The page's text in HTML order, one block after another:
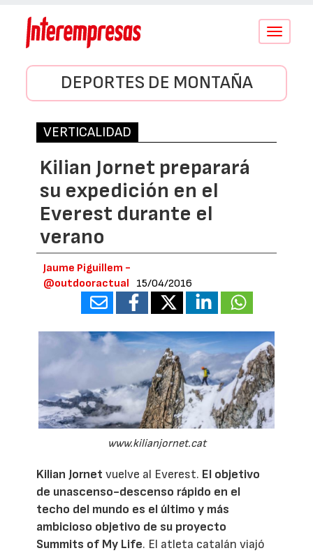
Conmutar
DEPORTES DE MONTAÑA
VERTICALIDAD
Kilian Jornet preparará
su expedición en el
Everest durante el
verano
Jaume Piguillem -
@outdooractual
15/04/2016
www.kilianjornet.cat
Kilian Jornet vuelve al Everest. El objetivo
de unascenso-descenso rápido en el
techo del mundo es el último y más
ambicioso objetivo de su proyecto
Summits of My Life. El atleta catalán viajó